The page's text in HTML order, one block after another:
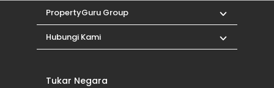
PropertyGuru Group
Hubungi Kami
Tukar Negara